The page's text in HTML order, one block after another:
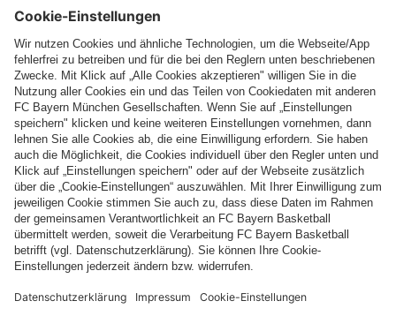
Folge uns
Zahlung & Lieferung
FC Bayern Store App